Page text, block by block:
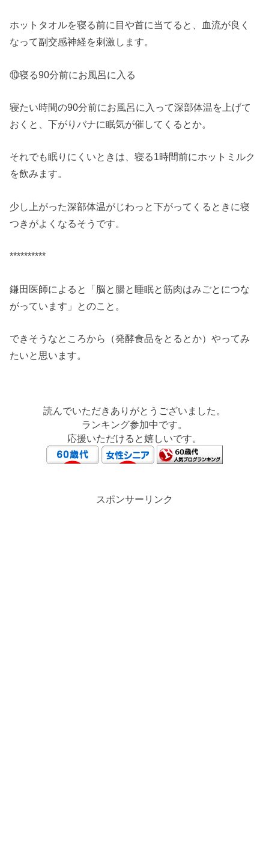
ホットタオルを寝る前に目や首に当てると、血流が良く
なって副交感神経を刺激します。
⑩寝る90分前にお風呂に入る
寝たい時間の90分前にお風呂に入って深部体温を上げて
おくと、下がりバナに眠気が催してくるとか。
それでも眠りにくいときは、寝る1時間前にホットミルク
を飲みます。
少し上がった深部体温がじわっと下がってくるときに寝
つきがよくなるそうです。
**********
鎌田医師によると「脳と腸と睡眠と筋肉はみごとにつな
がっています」とのこと。
できそうなところから（発酵食品をとるとか）やってみ
たいと思います。
読んでいただきありがとうございました。
ランキング参加中です。
応援いただけると嬉しいです。
スポンサーリンク